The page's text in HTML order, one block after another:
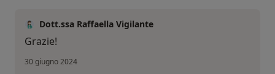
Dott.ssa Raffaella Vigilante
Grazie!
30 giugno 2024